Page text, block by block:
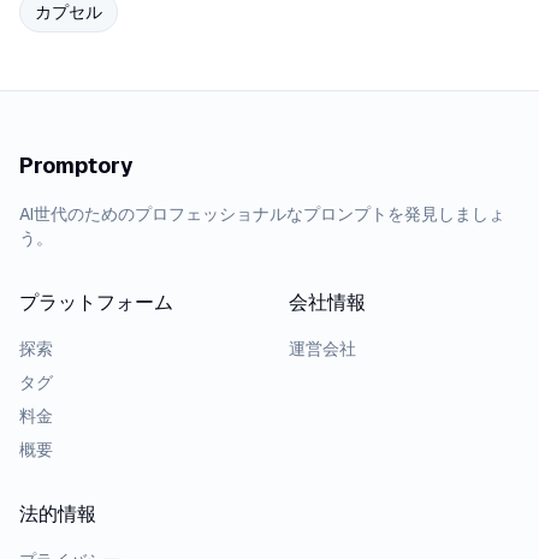
カプセル
Promptory
AI世代のためのプロフェッショナルなプロンプトを発見しましょ
う。
プラットフォーム
探索
タグ
料金
概要
会社情報
運営会社
法的情報